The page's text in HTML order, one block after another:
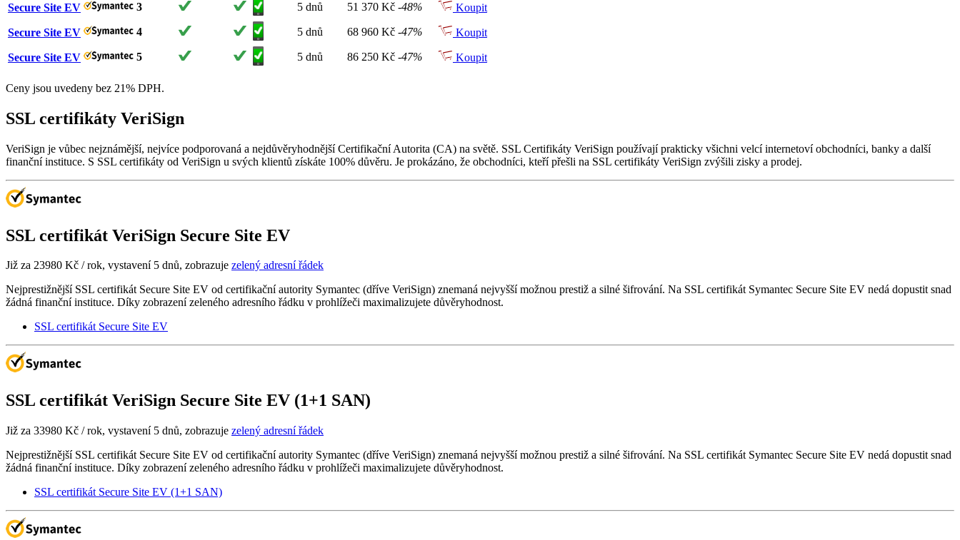
Secure Site EV 3 5 dnů 51 370 Kč -48% Koupit
Secure Site EV 4 5 dnů 68 960 Kč -47% Koupit
Secure Site EV 5 5 dnů 86 250 Kč -47% Koupit
Ceny jsou uvedeny bez 21% DPH.
SSL certifikáty VeriSign
VeriSign je vůbec nejznámější, nejvíce podporovaná a nejdůvěryhodnější Certifikační Autorita (CA) na světě. SSL Certifikáty VeriSign používají prakticky všichni velcí internetoví obchodníci, banky a další
finanční instituce. S SSL certifikáty od VeriSign u svých klientů získáte 100% důvěru. Je prokázáno, že obchodníci, kteří přešli na SSL certifikáty VeriSign zvýšili zisky a prodej.
SSL certifikát VeriSign Secure Site EV
Již za 23980 Kč / rok, vystavení 5 dnů, zobrazuje zelený adresní řádek
Nejprestižnější SSL certifikát Secure Site EV od certifikační autority Symantec (dříve VeriSign) znemaná nejvyšší možnou prestiž a silné šifrování. Na SSL certifikát Symantec Secure Site EV nedá dopustit snad
žádná finanční instituce. Díky zobrazení zeleného adresního řádku v prohlížeči maximalizujete důvěryhodnost.
SSL certifikát Secure Site EV
SSL certifikát VeriSign Secure Site EV (1+1 SAN)
Již za 33980 Kč / rok, vystavení 5 dnů, zobrazuje zelený adresní řádek
Nejprestižnější SSL certifikát Secure Site EV od certifikační autority Symantec (dříve VeriSign) znemaná nejvyšší možnou prestiž a silné šifrování. Na SSL certifikát Symantec Secure Site EV nedá dopustit snad
žádná finanční instituce. Díky zobrazení zeleného adresního řádku v prohlížeči maximalizujete důvěryhodnost.
SSL certifikát Secure Site EV (1+1 SAN)